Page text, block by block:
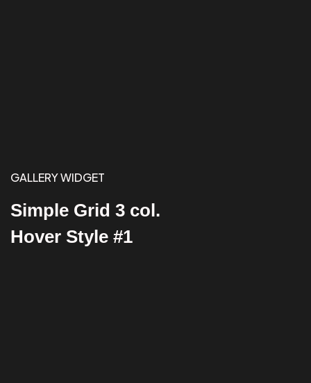
GALLERY WIDGET
Simple Grid 3 col.
Hover Style #1